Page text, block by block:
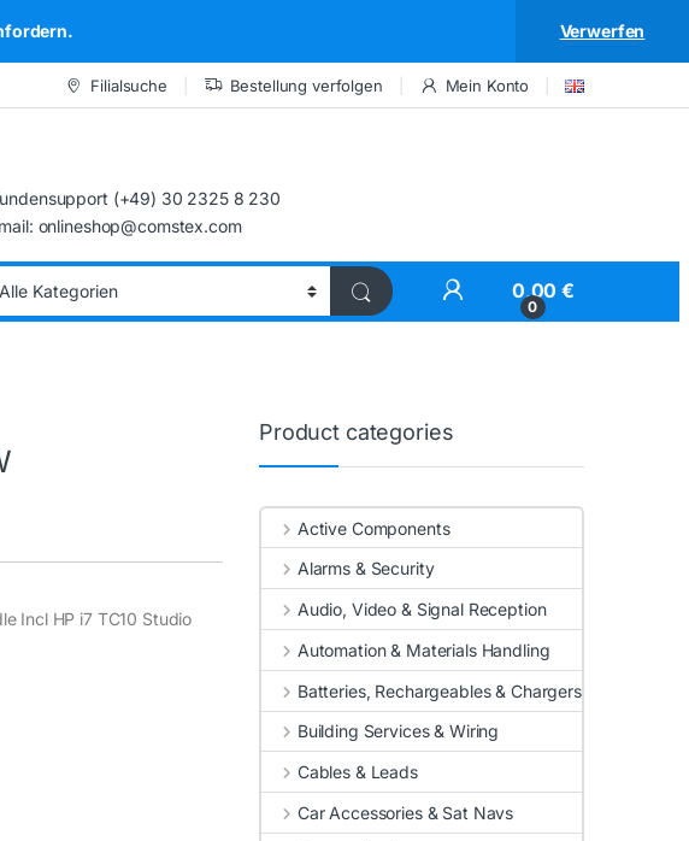
Verwerfen
Filialsuche Bestellung verfolgen Mein Konto
(+49) 30 2325 8 230
onlineshop@comstex.com
My Account
0
0,00€
Incl HP i7 TC10 Studio
Product categories
Active Components
Alarms & Security
Audio, Video & Signal Reception
Automation & Materials Handling
Batteries, Rechargeables & Chargers
Building Services & Wiring
Cables & Leads
Car Accessories & Sat Navs